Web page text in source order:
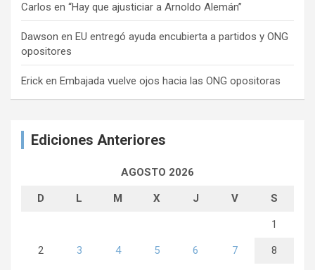
Carlos en “Hay que ajusticiar a Arnoldo Alemán”
Dawson en EU entregó ayuda encubierta a partidos y ONG
opositores
Erick en Embajada vuelve ojos hacia las ONG opositoras
Ediciones Anteriores
AGOSTO 2026
D L M X J V S
1
2 3 4 5 6 7 8